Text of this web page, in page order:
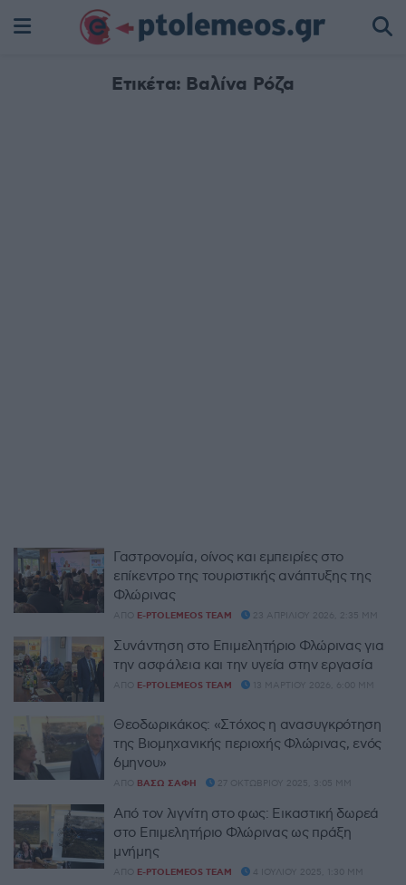
Ετικέτα: Βαλίνα Ρόζα
Γαστρονομία, οίνος και εμπειρίες στο
επίκεντρο της τουριστικής ανάπτυξης της
Φλώρινας
ΑΠΌ E-PTOLEMEOS TEAM 23 ΑΠΡΙΛΊΟΥ 2026, 2:35 ΜΜ
Συνάντηση στο Επιμελητήριο Φλώρινας για
την ασφάλεια και την υγεία στην εργασία
ΑΠΌ E-PTOLEMEOS TEAM 13 ΜΑΡΤΊΟΥ 2026, 6:00 ΜΜ
Θεοδωρικάκος: «Στόχος η ανασυγκρότηση
της Βιομηχανικής περιοχής Φλώρινας, ενός
6μηνου»
ΑΠΌ ΒΆΣΩ ΣΆΦΗ 27 ΟΚΤΩΒΡΊΟΥ 2025, 3:05 ΜΜ
Από τον λιγνίτη στο φως: Εικαστική δωρεά
στο Επιμελητήριο Φλώρινας ως πράξη
μνήμης
ΑΠΌ E-PTOLEMEOS TEAM 4 ΙΟΥΛΊΟΥ 2025, 1:30 ΜΜ